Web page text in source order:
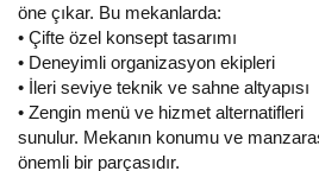
öne çıkar. Bu mekanlarda:
• Çifte özel konsept tasarımı
• Deneyimli organizasyon ekipleri
• İleri seviye teknik ve sahne altyapısı
• Zengin menü ve hizmet alternatifleri
sunulur. Mekanın konumu ve
önemli bir parçasıdır.